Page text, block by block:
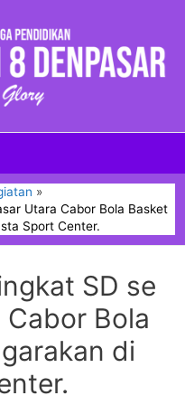
Utara Cabor Bola Basket
Sport Center.
SD se
Bola
di